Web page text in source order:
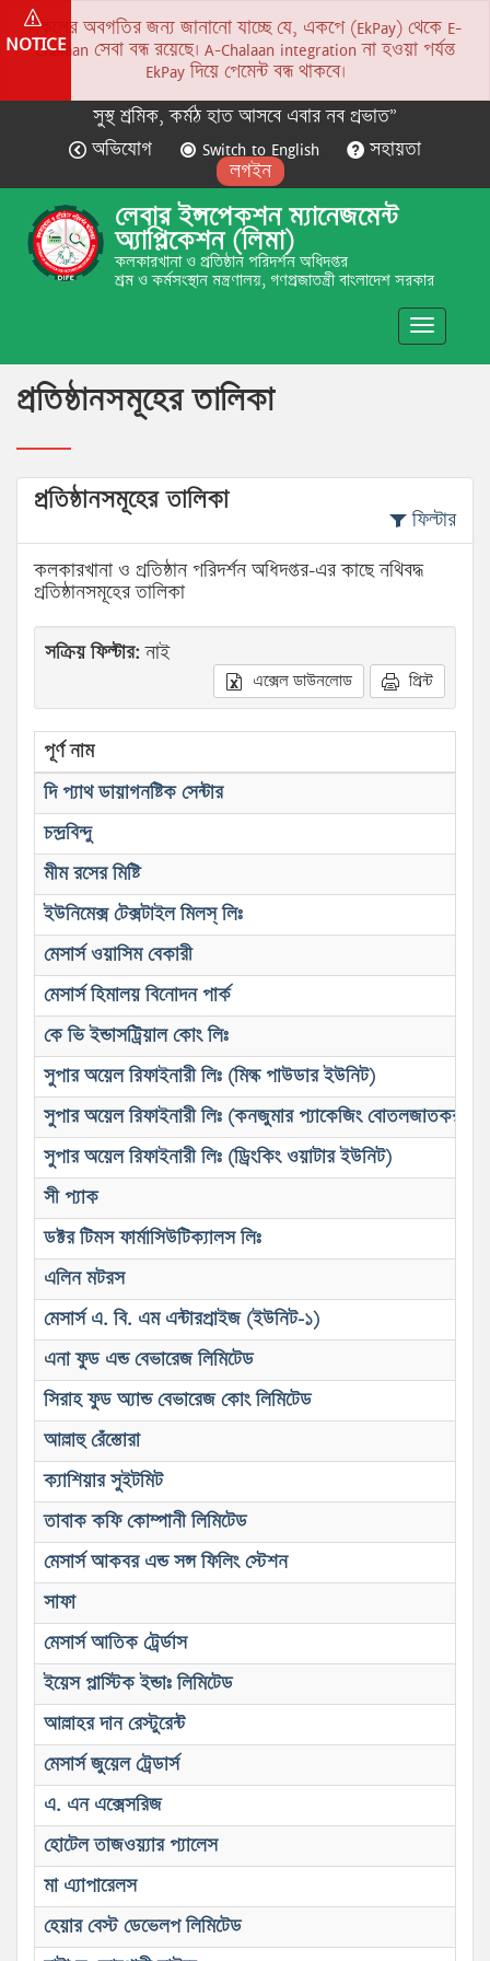
NOTICE
সকলের অবগতির জন্য জানানো যাচ্ছে যে, একপে (EkPay) থেকে E-
Chalaan সেবা বন্ধ রয়েছে। A-Chalaan integration না হওয়া পর্যন্ত
EkPay দিয়ে পেমেন্ট বন্ধ থাকবে।
সুস্থ শ্রমিক, কর্মঠ হাত আসবে এবার নব প্রভাত”
অভিযোগ
Switch to English
সহায়তা
লগইন
লেবার ইন্সপেকশন ম্যানেজমেন্ট
অ্যাপ্লিকেশন (লিমা)
কলকারখানা ও প্রতিষ্ঠান পরিদর্শন অধিদপ্তর
শ্রম ও কর্মসংস্থান মন্ত্রণালয়, গণপ্রজাতন্ত্রী বাংলাদেশ সরকার
Toggle
প্রতিষ্ঠানসমূহের তালিকা
প্রতিষ্ঠানসমূহের তালিকা
ফিল্টার
কলকারখানা ও প্রতিষ্ঠান পরিদর্শন অধিদপ্তর-এর কাছে নথিবদ্ধ
প্রতিষ্ঠানসমূহের তালিকা
সক্রিয় ফিল্টার:নাই
এক্সেল ডাউনলোড প্রিন্ট
পূর্ণ নাম
দি প্যাথ ডায়াগনষ্টিক সেন্টার
চন্দ্রবিন্দু
মীম রসের মিষ্টি
ইউনিমেক্স টেক্সটাইল মিলস্ লিঃ
মেসার্স ওয়াসিম বেকারী
মেসার্স হিমালয় বিনোদন পার্ক
কে ভি ইন্ডাসট্রিয়াল কোং লিঃ
সুপার অয়েল রিফাইনারী লিঃ (মিল্ক পাউডার ইউনিট)
সুপার অয়েল রিফাইনারী লিঃ (কনজুমার প্যাকেজিং বোতলজাতকরণ
সুপার অয়েল রিফাইনারী লিঃ (ড্রিংকিং ওয়াটার ইউনিট)
সী প্যাক
ডক্টর টিমস ফার্মাসিউটিক্যালস লিঃ
এলিন মটরস
মেসার্স এ. বি. এম এন্টারপ্রাইজ (ইউনিট-১)
এনা ফুড এন্ড বেভারেজ লিমিটেড
সিরাহ ফুড অ্যান্ড বেভারেজ কোং লিমিটেড
আল্লাহু রেঁস্তোরা
ক্যাশিয়ার সুইটমিট
তাবাক কফি কোম্পানী লিমিটেড
মেসার্স আকবর এন্ড সন্স ফিলিং স্টেশন
সাফা
মেসার্স আতিক ট্রের্ডাস
ইয়েস প্লাস্টিক ইন্ডাঃ লিমিটেড
আল্লাহর দান রেস্টুরেন্ট
মেসার্স জুয়েল ট্রেডার্স
এ. এন এক্সেসরিজ
হোটেল তাজওয়্যার প্যালেস
মা এ্যাপারেলস
হেয়ার বেস্ট ডেভেলপ লিমিটেড